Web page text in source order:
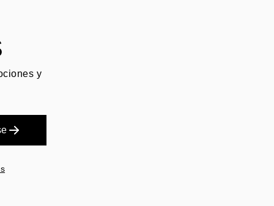
y